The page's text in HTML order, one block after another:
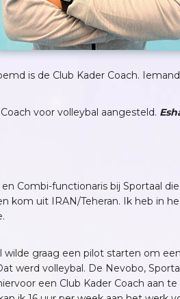
is de Club Kader Coach.
voor volleybal aangesteld.
Combi-functionaris bij Sportaal die
kom uit IRAN/Teheran. Ik heb in
wilde graag een pilot starten om een
werd volleybal. De Nevobo,
een Club Kader Coach aan te